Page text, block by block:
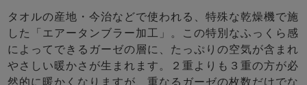
タオルの産地・今治などで使われる、特殊な乾燥機で施
した「エアータンブラー加工」。この特別なふっくら感
によってできるガーゼの層に、たっぷりの空気が含まれ
やさしい暖かさが生まれます。２重よりも３重の方が必
然的に暖かくなりますが、重なるガーゼの枚数だけでな